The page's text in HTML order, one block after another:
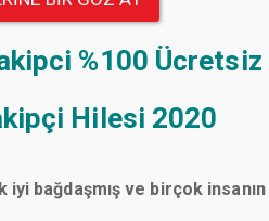
%100 Ücretsiz
Hilesi 2020
bağdaşmış ve birçok insanın